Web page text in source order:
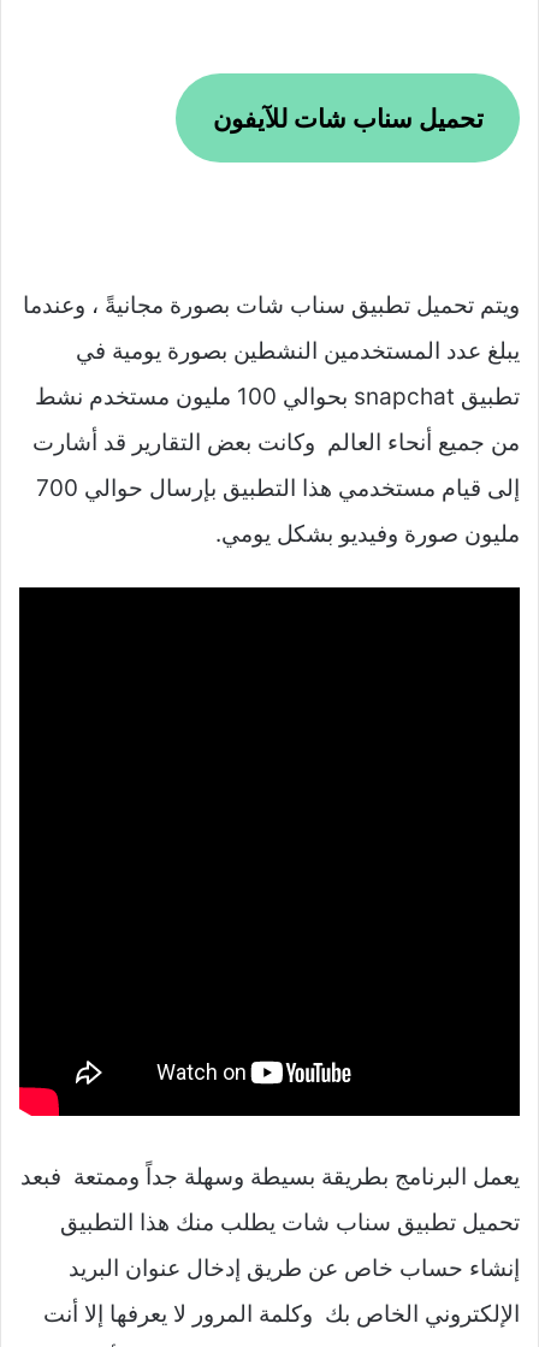
تحميل سناب شات للآيفون
ويتم تحميل تطبيق سناب شات بصورة مجانيةً ، وعندما
يبلغ عدد المستخدمين النشطين بصورة يومية في
تطبيق snapchat بحوالي 100 مليون مستخدم نشط
من جميع أنحاء العالم وكانت بعض التقارير قد أشارت
إلى قيام مستخدمي هذا التطبيق بإرسال حوالي 700
مليون صورة وفيديو بشكل يومي.
يعمل البرنامج بطريقة بسيطة وسهلة جداً وممتعة فبعد
تحميل تطبيق سناب شات يطلب منك هذا التطبيق
إنشاء حساب خاص عن طريق إدخال عنوان البريد
الإلكتروني الخاص بك وكلمة المرور لا يعرفها إلا أنت